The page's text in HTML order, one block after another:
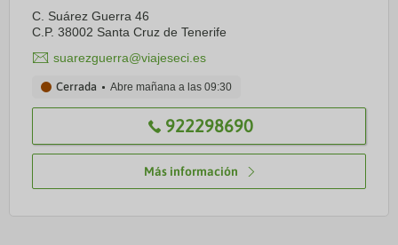
C. Suárez Guerra 46
C.P. 38002 Santa Cruz de Tenerife
suarezguerra@viajeseci.es
922298690
Cerrada Abre mañana a las 09:30
Más información